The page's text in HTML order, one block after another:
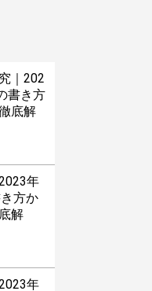
｜202
書き方
底解
年
方か
解
年